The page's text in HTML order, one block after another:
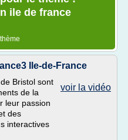
ile de france
Ile-de-France
voir la vidéo
Bristol sont
de la
leur passion
des
interactives